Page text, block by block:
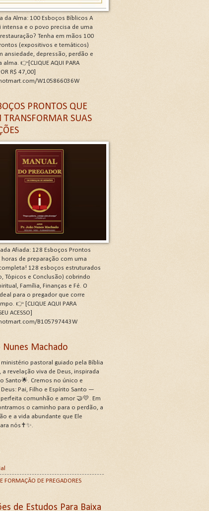
da Alma: 100 Esboços Bíblicos A
intensa e o povo precisa de uma
Tenha em mãos 100
(expositivos e temáticos)
ansiedade, depressão, perdão e
alma. 👉[CLIQUE AQUI PARA
R$ 47,00]
W105866036W
PRONTOS QUE
TRANSFORMAR SUAS
Afiada: 128 Esboços Prontos
horas de preparação com uma
128 esboços estruturados
Tópicos e Conclusão) cobrindo
Família, Finanças e Fé. O
para o pregador que corre
👉 [CLIQUE AQUI PARA
ACESSO]
B105797443W
Nunes Machado
pastoral guiado pela Bíblia
a revelação viva de Deus, inspirada
Santo🌟. Cremos no único e
Pai, Filho e Espírito Santo —
comunhão e amor 🤝💛. Em
o caminho para o perdão, a
e a vida abundante que Ele
nós✝️✨.
FORMAÇÃO DE PREGADORES
de Estudos Para Baixa